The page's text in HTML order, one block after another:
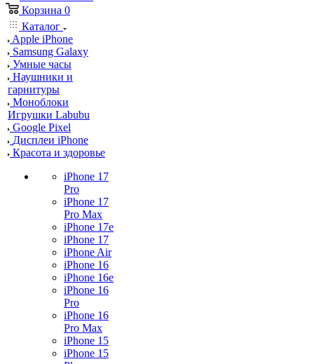
Корзина 0
Каталог
Apple iPhone
Samsung Galaxy
Умные часы
Наушники и
гарнитуры
Моноблоки
Игрушки Labubu
Google Pixel
Дисплеи iPhone
Красота и здоровье
iPhone 17
Pro
iPhone 17
Pro Max
iPhone 17e
iPhone 17
iPhone Air
iPhone 16
iPhone 16e
iPhone 16
Pro
iPhone 16
Pro Max
iPhone 15
iPhone 15